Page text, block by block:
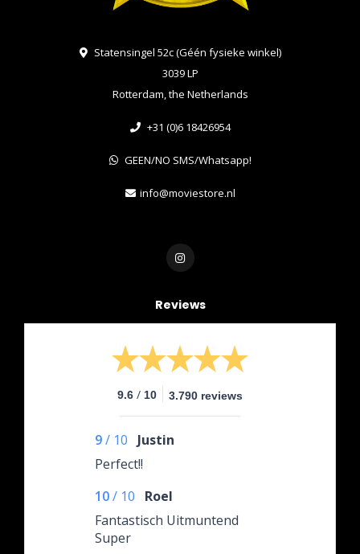
Statensingel 52c (Géén fysieke winkel)
3039 LP
Rotterdam, the Netherlands
+31 (0)6 18426954
GEEN/NO SMS/Whatsapp!
info@moviestore.nl
Reviews
9.6 / 10 3.790 reviews
9/ 10
Justin
Perfect!!
10/ 10
Roel
Fantastisch Uitmuntend
Super